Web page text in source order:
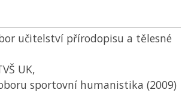
učitelství přírodopisu a tělesné
UK,
sportovní humanistika (2009)